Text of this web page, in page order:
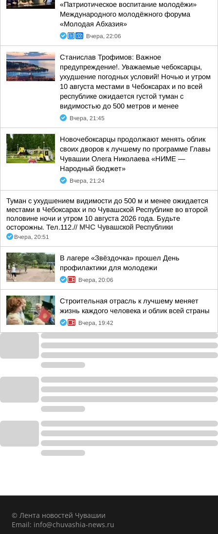
«Патриотическое воспитание молодёжи»
Международного молодёжного форума
«Молодая Абхазия»
Вчера, 22:06
Станислав Трофимов: Важное
предупреждение!. Уважаемые чебоксарцы,
ухудшение погодных условий! Ночью и утром
10 августа местами в Чебоксарах и по всей
республике ожидается густой туман с
видимостью до 500 метров и менее
Вчера, 21:45
Новочебоксарцы продолжают менять облик
своих дворов к лучшему по программе Главы
Чувашии Олега Николаева «НИМЕ —
Народный бюджет»
Вчера, 21:24
Туман с ухудшением видимости до 500 м и менее ожидается
местами в Чебоксарах и по Чувашской Республике во второй
половине ночи и утром 10 августа 2026 года. Будьте
осторожны. Тел.112.// МЧС Чувашской Республики
Вчера, 20:51
В лагере «Звёздочка» прошел День
профилактики для молодежи
Вчера, 20:06
Строительная отрасль к лучшему меняет
жизнь каждого человека и облик всей страны
Вчера, 19:42
© Лента новостей Чувашии
Email: info@chuvashia-news.ru